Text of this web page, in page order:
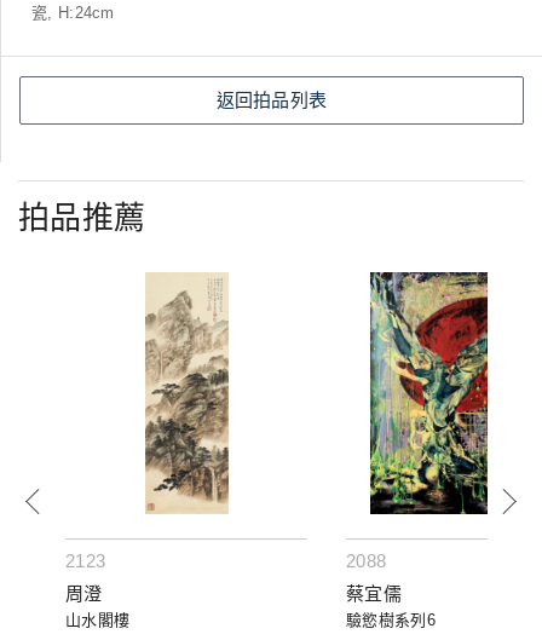
瓷, H:24cm
返回拍品列表
拍品推薦
2123
周澄
山水閣樓
2088
蔡宜儒
驗慾樹系列6